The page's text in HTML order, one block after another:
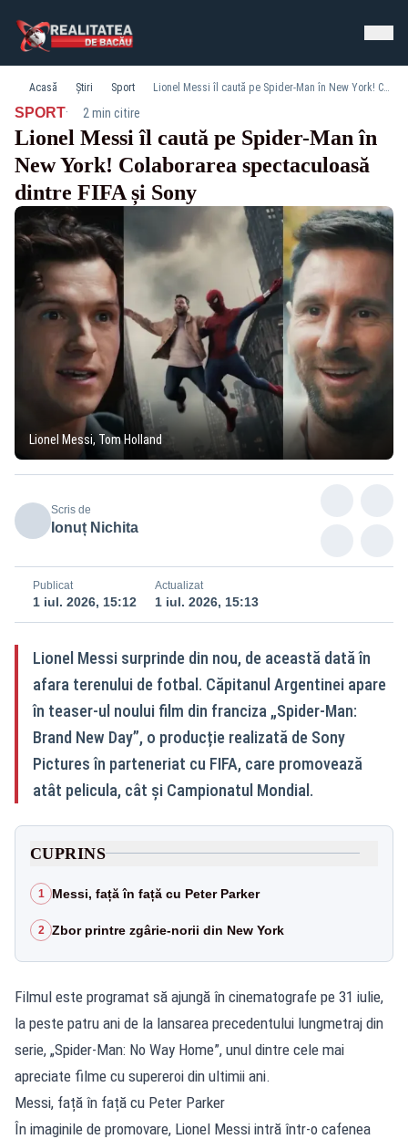
Acasă Știri Sport Lionel Messi îl caută pe Spider-Man în New York! Colaborarea spectaculoasă dintre FIFA și Sony
SPORT· 2 min citire
Lionel Messi îl caută pe Spider-Man în
New York! Colaborarea spectaculoasă
dintre FIFA și Sony
Lionel Messi, Tom Holland
Scris de
Ionuț Nichita
Publicat
1 iul. 2026, 15:12
Actualizat
1 iul. 2026, 15:13
Lionel Messi surprinde din nou, de această dată în
afara terenului de fotbal. Căpitanul Argentinei apare
în teaser-ul noului film din franciza „Spider-Man:
Brand New Day”, o producție realizată de Sony
Pictures în parteneriat cu FIFA, care promovează
atât pelicula, cât și Campionatul Mondial.
CUPRINS
1 Messi, față în față cu Peter Parker
2 Zbor printre zgârie-norii din New York
Filmul este programat să ajungă în cinematografe pe 31 iulie,
la peste patru ani de la lansarea precedentului lungmetraj din
serie, „Spider-Man: No Way Home”, unul dintre cele mai
apreciate filme cu supereroi din ultimii ani.
Messi, față în față cu Peter Parker
În imaginile de promovare, Lionel Messi intră într-o cafenea